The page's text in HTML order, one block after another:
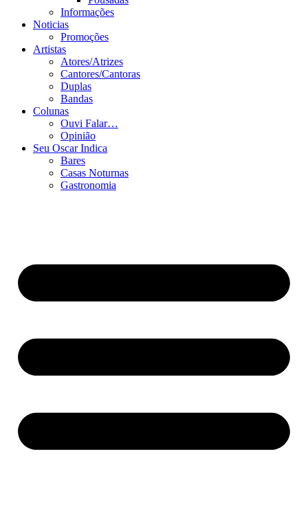
Informações
Noticias
Promoções
Artistas
Atores/Atrizes
Cantores/Cantoras
Duplas
Bandas
Colunas
Ouvi Falar…
Opinião
Seu Oscar Indica
Bares
Casas Noturnas
Gastronomia